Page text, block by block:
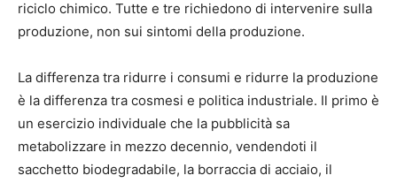
riciclo chimico. Tutte e tre richiedono di intervenire sulla
produzione, non sui sintomi della produzione.
La differenza tra ridurre i consumi e ridurre la produzione
è la differenza tra cosmesi e politica industriale. Il primo è
un esercizio individuale che la pubblicità sa
metabolizzare in mezzo decennio, vendendoti il
sacchetto biodegradabile, la borraccia di acciaio, il